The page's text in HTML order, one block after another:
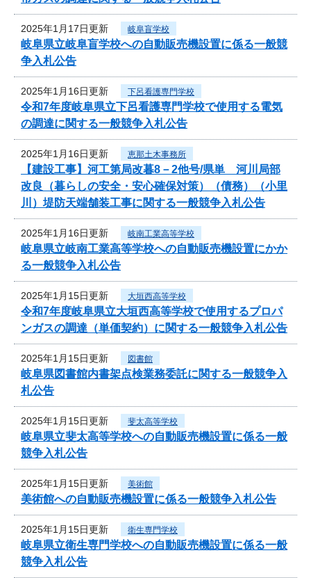
2025年1月17日更新 岐阜盲学校
岐阜県立岐阜盲学校への自動販売機設置に係る一般競
争入札公告
2025年1月16日更新 下呂看護専門学校
令和7年度岐阜県立下呂看護専門学校で使用する電気
の調達に関する一般競争入札公告
2025年1月16日更新 恵那土木事務所
【建設工事】河工第局改暮8－2他号/県単 河川局部
改良（暮らしの安全・安心確保対策）（債務）（小里
川）堤防天端舗装工事に関する一般競争入札公告
2025年1月16日更新 岐南工業高等学校
岐阜県立岐南工業高等学校への自動販売機設置にかか
る一般競争入札公告
2025年1月15日更新 大垣西高等学校
令和7年度岐阜県立大垣西高等学校で使用するプロパ
ンガスの調達（単価契約）に関する一般競争入札公告
2025年1月15日更新 図書館
岐阜県図書館内書架点検業務委託に関する一般競争入
札公告
2025年1月15日更新 斐太高等学校
岐阜県立斐太高等学校への自動販売機設置に係る一般
競争入札公告
2025年1月15日更新 美術館
美術館への自動販売機設置に係る一般競争入札公告
2025年1月15日更新 衛生専門学校
岐阜県立衛生専門学校への自動販売機設置に係る一般
競争入札公告